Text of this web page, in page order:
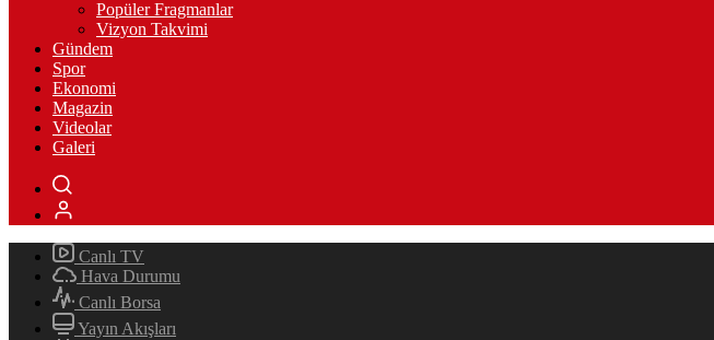
Popüler Fragmanlar
Vizyon Takvimi
Gündem
Spor
Ekonomi
Magazin
Videolar
Galeri
Canlı TV
Hava Durumu
Canlı Borsa
Yayın Akışları